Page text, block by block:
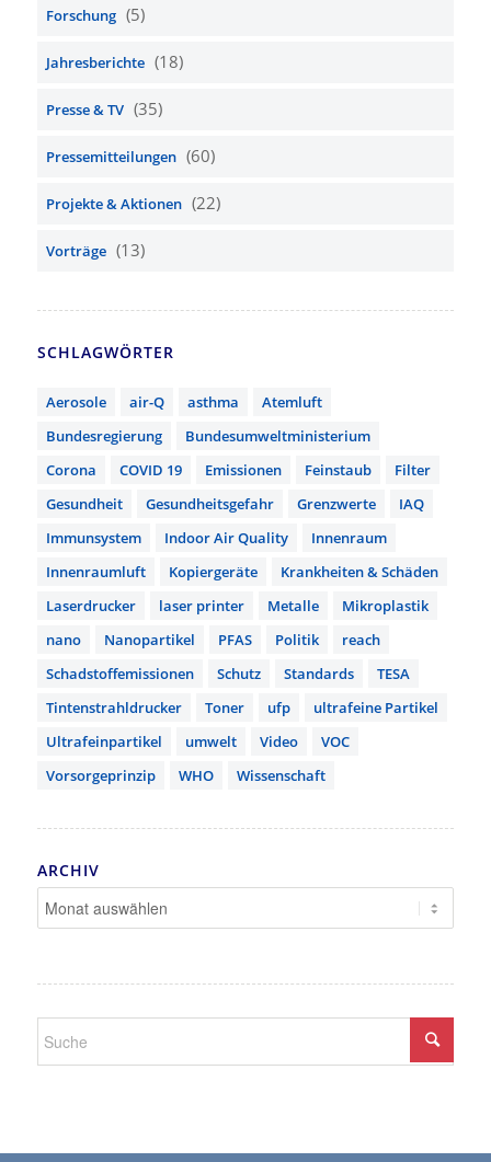
Forschung (5)
Jahresberichte (18)
Presse & TV (35)
Pressemitteilungen (60)
Projekte & Aktionen (22)
Vorträge (13)
SCHLAGWÖRTER
Aerosole air-Q asthma
Atemluft
Bundesregierung
Bundesumweltministerium
Corona
COVID 19 Emissionen Feinstaub
Filter
Gesundheit
Gesundheitsgefahr Grenzwerte
IAQ
Immunsystem
Indoor Air Quality
Innenraum
Innenraumluft
Kopiergeräte
Krankheiten & Schäden
Laserdrucker
laser printer Metalle
Mikroplastik
nano
Nanopartikel PFAS Politik
reach
Schadstoffemissionen
Schutz Standards
TESA
Tintenstrahldrucker
Toner ufp
ultrafeine Partikel
Ultrafeinpartikel
umwelt Video
VOC
Vorsorgeprinzip
WHO Wissenschaft
ARCHIV